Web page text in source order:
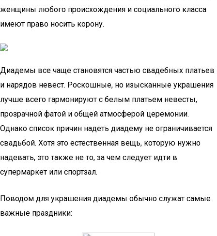
женщины любого происхождения и социального класса
имеют право носить корону.
Диадемы все чаще становятся частью свадебных платьев
и нарядов невест. Роскошные, но изысканные украшения
лучше всего гармонируют с белым платьем невесты,
прозрачной фатой и общей атмосферой церемонии.
Однако список причин надеть диадему не ограничивается
свадьбой. Хотя это естественная вещь, которую нужно
надевать, это также не то, за чем следует идти в
супермаркет или спортзал.
Поводом для украшения диадемы обычно служат самые
важные праздники: